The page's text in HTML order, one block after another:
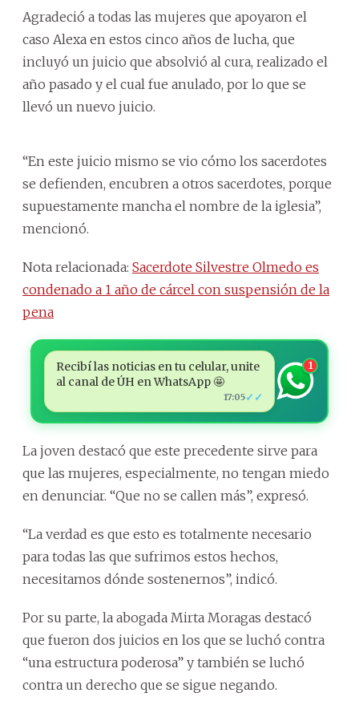
Agradeció a todas las mujeres que apoyaron el
caso Alexa en estos cinco años de lucha, que
incluyó un juicio que absolvió al cura, realizado el
año pasado y el cual fue anulado, por lo que se
llevó un nuevo juicio.
“En este juicio mismo se vio cómo los sacerdotes
se defienden, encubren a otros sacerdotes, porque
supuestamente mancha el nombre de la iglesia”,
mencionó.
Nota relacionada: Sacerdote Silvestre Olmedo es
condenado a 1 año de cárcel con suspensión de la
pena
Recibí las noticias en tu celular, unite
al canal de ÚH en WhatsApp 🤩
17:05✓✓
1
La joven destacó que este precedente sirve para
que las mujeres, especialmente, no tengan miedo
en denunciar. “Que no se callen más”, expresó.
“La verdad es que esto es totalmente necesario
para todas las que sufrimos estos hechos,
necesitamos dónde sostenernos”, indicó.
Por su parte, la abogada Mirta Moragas destacó
que fueron dos juicios en los que se luchó contra
“una estructura poderosa” y también se luchó
contra un derecho que se sigue negando.